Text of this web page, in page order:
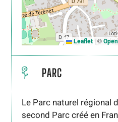
Leaflet | ©
PARC
Le Parc naturel régional
second Parc créé en